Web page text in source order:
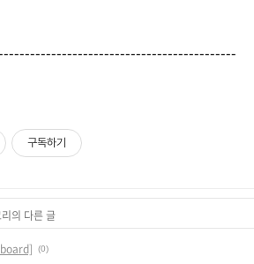
구독하기
의 다른 글
(0)